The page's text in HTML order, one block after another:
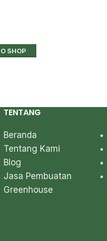
SHOP
TENTANG
Beranda
Tentang Kami
Blog
Jasa Pembuatan
Greenhouse